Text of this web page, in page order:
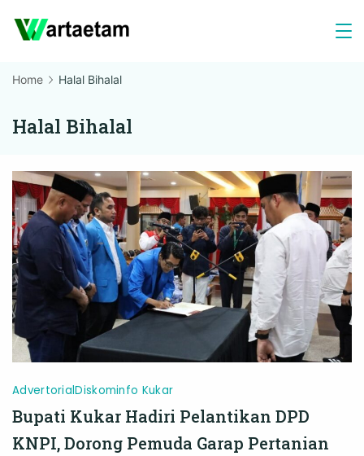
Home Halal Bihalal
Halal Bihalal
AdvertorialDiskominfo Kukar
Bupati Kukar Hadiri Pelantikan DPD
KNPI, Dorong Pemuda Garap Pertanian